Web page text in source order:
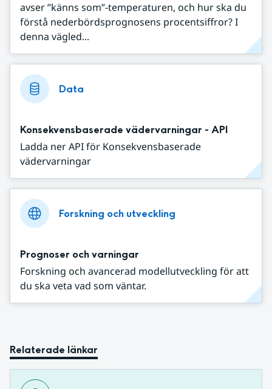
avser ”känns som”-temperaturen, och hur ska du
förstå nederbördsprognosens procentsiffror? I
denna vägled...
Data
Konsekvensbaserade vädervarningar - API
Ladda ner API för Konsekvensbaserade
vädervarningar
Forskning och utveckling
Prognoser och varningar
Forskning och avancerad modellutveckling för att
du ska veta vad som väntar.
Relaterade länkar